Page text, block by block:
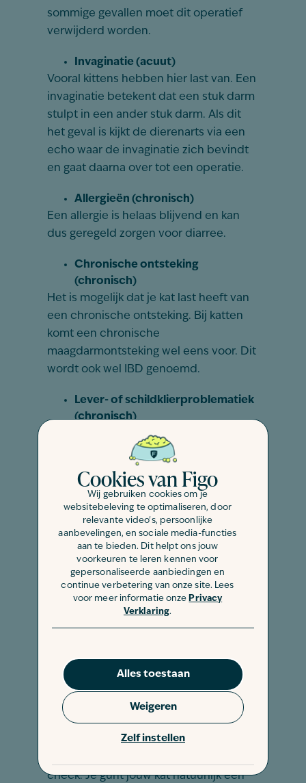
Cookies van Figo
Wij gebruiken cookies om je
websitebeleving te optimaliseren, door
relevante video's, persoonlijke
aanbevelingen, en sociale media-functies
aan te bieden. Dit helpt ons jouw
voorkeuren te leren kennen voor
gepersonaliseerde aanbiedingen en
continue verbetering van onze site. Lees
voor meer informatie onze Privacy
Verklaring.
Alles toestaan
Zelf instellen
Weigeren
sommige gevallen moet dit operatief
verwijderd worden.
Invaginatie (acuut)
Vooral kittens hebben hier last van. Een
invaginatie betekent dat een stuk darm
stulpt in een ander stuk darm. Als dit
het geval is kijkt de dierenarts via een
echo waar de invaginatie zich bevindt
en gaat daarna over tot een operatie.
Allergieën (chronisch)
Een allergie is helaas blijvend en kan
dus geregeld zorgen voor diarree.
Chronische ontsteking
(chronisch)
Het is mogelijk dat je kat last heeft van
een chronische ontsteking. Bij katten
komt een chronische
maagdarmontsteking wel eens voor. Dit
wordt ook wel IBD genoemd.
Lever- of schildklierproblematiek
(chronisch)
Ook lever- en schildklierproblematiek
zijn helaas chronisch en willen de
ontlasting van je huistijger nog wel eens
beïnvloeden.
Onderliggende
tumoren
Ook tumoren die in de darm kunnen
ontstaan leiden vaak tot chronische
zijn lastig te herkennen voor jou als
baasje. Dus als je merkt dat jouw kat
zich anders gedraagt,weinig of niet eet
of dat hij last heeft van onverklaarbare
diarree dan is het goed om altijd even
check. Je gunt jouw kat natuurlijk een